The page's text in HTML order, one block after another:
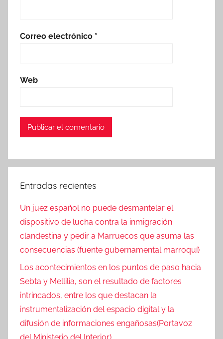
Correo electrónico *
Web
Entradas recientes
Un juez español no puede desmantelar el
dispositivo de lucha contra la inmigración
clandestina y pedir a Marruecos que asuma las
consecuencias (fuente gubernamental marroquí)
Los acontecimientos en los puntos de paso hacia
Sebta y Mellilia, son el resultado de factores
intrincados, entre los que destacan la
instrumentalización del espacio digital y la
difusión de informaciones engañosas(Portavoz